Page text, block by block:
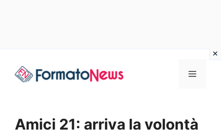
Menu
Amici 21: arriva la volontà